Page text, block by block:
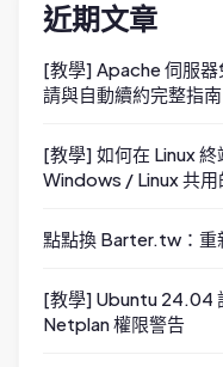
近期文章
[教學] Apache 伺服
請與自動續約完整指南
[教學] 如何在 Linux
Windows / Linux 共用
點點換 Barter.tw：重
[教學] Ubuntu 24.04
Netplan 權限警告